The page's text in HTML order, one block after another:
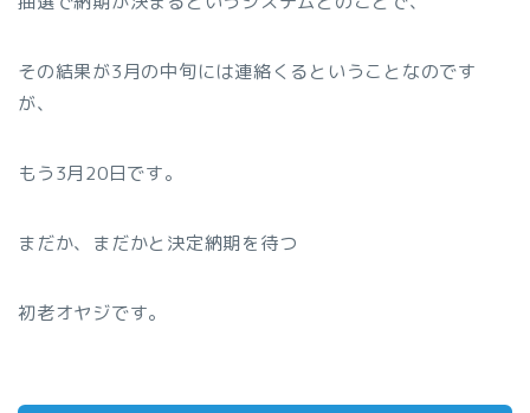
その結果が3月の中旬には連絡くるということなのです
が、
もう3月20日です。
まだか、まだかと決定納期を待つ
初老オヤジです。